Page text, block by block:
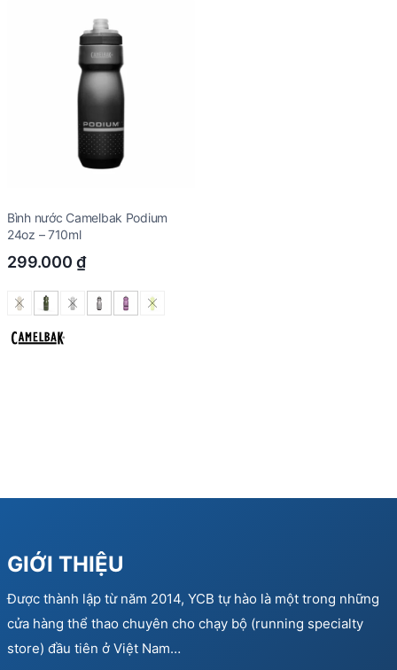
Bình nước Camelbak Podium
24oz – 710ml
299.000 ₫
GIỚI THIỆU
Được thành lập từ năm 2014, YCB tự hào là một trong những
cửa hàng thể thao chuyên cho chạy bộ (running specialty
store) đầu tiên ở Việt Nam…